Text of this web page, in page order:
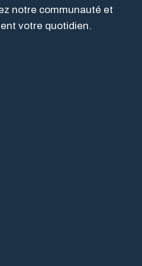
notre communauté et
votre quotidien.